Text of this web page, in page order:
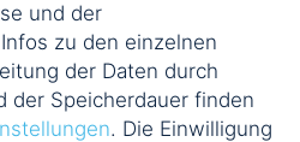
und der
zu den einzelnen
der Daten durch
der Speicherdauer finden
. Die Einwilligung